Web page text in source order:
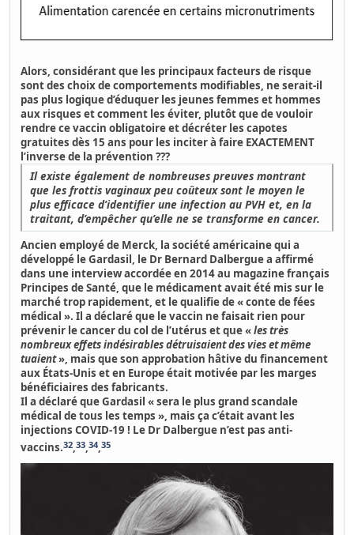
Alors, considérant que les principaux facteurs de risque
sont des choix de comportements modifiables, ne serait-il
pas plus logique d’éduquer les jeunes femmes et hommes
aux risques et comment les éviter, plutôt que de vouloir
rendre ce vaccin obligatoire et décréter les capotes
gratuites dès 15 ans pour les inciter à faire EXACTEMENT
l’inverse de la prévention ???
Il existe également de nombreuses preuves montrant
que les frottis vaginaux peu coûteux sont le moyen le
plus efficace d’identifier une infection au PVH et, en la
traitant, d’empêcher qu’elle ne se transforme en cancer.
Ancien employé de Merck, la société américaine qui a
développé le Gardasil, le Dr Bernard Dalbergue a affirmé
dans une interview accordée en 2014 au magazine français
Principes de Santé, que le médicament avait été mis sur le
marché trop rapidement, et le qualifie de « conte de fées
médical ».Il a déclaré que le vaccin ne faisait rien pour
prévenir le cancer du col de l’utérus et que «les très
nombreux effets indésirables détruisaient des vies et même
tuaient», mais que son approbation hâtive du financement
aux États-Unis et en Europe était motivée par les marges
bénéficiaires des fabricants.
Il a déclaré que Gardasil « sera le plus grand scandale
médical de tous les temps », mais ça c’était avant les
injections COVID-19 ! Le Dr Dalbergue n’est pas anti-
vaccins.32,33,34,35